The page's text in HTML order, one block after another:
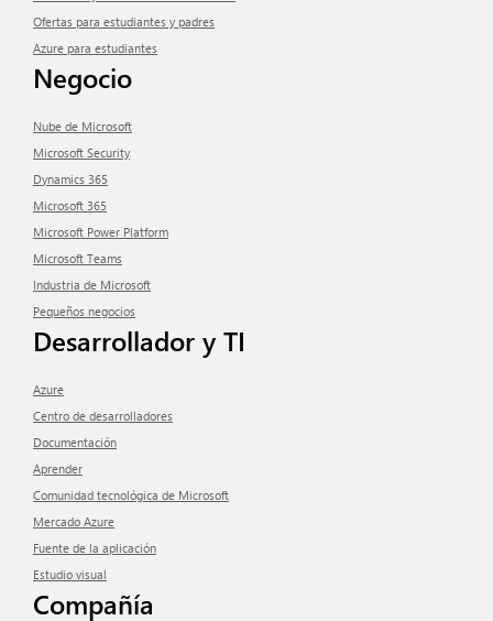
Ofertas para estudiantes y padres
Azure para estudiantes
Negocio
Nube de Microsoft
Microsoft Security
Dynamics 365
Microsoft 365
Microsoft Power Platform
Microsoft Teams
Industria de Microsoft
Pequeños negocios
Desarrollador y TI
Azure
Centro de desarrolladores
Documentación
aprender
Comunidad tecnológica de Microsoft
Mercado Azure
Fuente de la aplicación
Estudio visual
Compañía